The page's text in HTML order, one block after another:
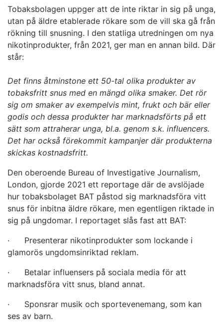
Tobaksbolagen uppger att de inte riktar in sig på unga,
utan på äldre etablerade rökare som de vill ska gå från
rökning till snusning. I den statliga utredningen om nya
nikotinprodukter, från 2021, ger man en annan bild. Där
står:
Det finns åtminstone ett 50-tal olika produkter av
tobaksfritt snus med en mängd olika smaker. Det rör
sig om smaker av exempelvis mint, frukt och bär eller
godis och dessa produkter har marknadsförts på ett
sätt som attraherar unga, bl.a. genom s.k. influencers.
Det har också förekommit kampanjer där produkterna
skickas kostnadsfritt.
Den oberoende Bureau of Investigative Journalism,
London, gjorde 2021 ett reportage där de avslöjade
hur tobaksbolaget BAT påstod sig marknadsföra vitt
snus för inbitna äldre rökare, men egentligen riktade in
sig på ungdomar. I reportaget slås fast att BAT:
· Presenterar nikotinprodukter som lockande i
glamorös ungdomsinriktad reklam.
· Betalar influensers på sociala media för att
marknadsföra vitt snus, bland annat.
· Sponsrar musik och sportevenemang, som kan
ses av barn.